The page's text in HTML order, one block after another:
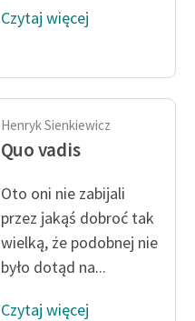
Czytaj więcej
Henryk Sienkiewicz
Quo vadis
Oto oni nie zabijali
przez jakąś dobroć tak
wielką, że podobnej nie
było dotąd na...
Czytaj więcej